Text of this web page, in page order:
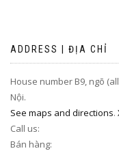
ADDRESS | ĐỊA CHỈ
House number B9, ngõ
Nội.
See maps and directions.
Call us:
Bán hàng: